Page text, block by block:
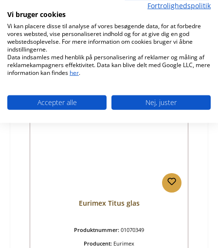
Producent:
Eurimex
Almindelig pris:
825,17 kr.
Detaljer
Eurimex Titus glas
Produktnummer: 01070349
Producent: Eurimex
Fortrolighedspolitik
Vi bruger cookies
Vi kan placere disse til analyse af vores besøgende data, for at forbedre
vores websted, vise personaliseret indhold og for at give dig en god
webstedsoplevelse. For mere information om cookies bruger vi åbne
indstillingerne.
Data indsamles med henblik på personalisering af reklamer og måling af
reklamekampagners effektivitet. Data kan blive delt med Google LLC, mere
information kan findes her.
Accepter alle Nej, juster